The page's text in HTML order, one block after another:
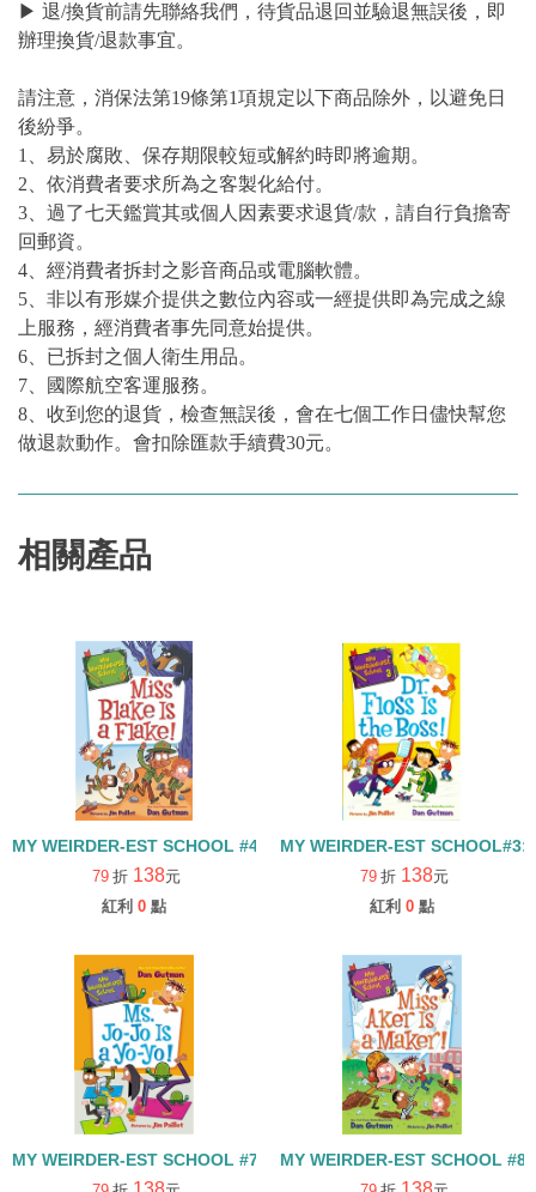
▶ 退/換貨前請先聯絡我們，待貨品退回並驗退無誤後，即
辦理換貨/退款事宜。
請注意，消保法第19條第1項規定以下商品除外，以避免日
後紛爭。
1、易於腐敗、保存期限較短或解約時即將逾期。
2、依消費者要求所為之客製化給付。
3、過了七天鑑賞其或個人因素要求退貨/款，請自行負擔寄
回郵資。
4、經消費者拆封之影音商品或電腦軟體。
5、非以有形媒介提供之數位內容或一經提供即為完成之線
上服務，經消費者事先同意始提供。
6、已拆封之個人衛生用品。
7、國際航空客運服務。
8、收到您的退貨，檢查無誤後，會在七個工作日儘快幫您
做退款動作。會扣除匯款手續費30元。
相關產品
MY WEIRDER-EST SCHOOL #4: MISS BLAKE IS A FLAKE
79 折 138元
紅利 0 點
MY WEIRDER-EST SCHOOL#3:
79 折 138元
紅利 0 點
MY WEIRDER-EST SCHOOL #7: MS.JO-JO IS A YO-YO!
MY WEIRDER-EST SCHOOL